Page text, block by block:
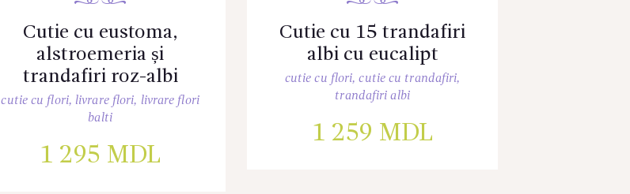
Cutie cu eustoma,
alstroemeria și
trandafiri roz-albi
cutie cu flori, livrare flori, livrare flori
balti
1 295 MDL
Cutie cu 15 trandafiri
albi cu eucalipt
cutie cu flori,cutie cu trandafiri,
trandafiri albi
1 259 MDL